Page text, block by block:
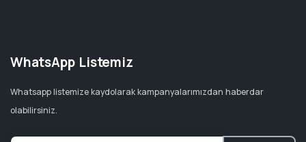
WhatsApp Listemiz
Whatsapp listemize kaydolarak kampanyalarımızdan haberdar
olabilirsiniz.